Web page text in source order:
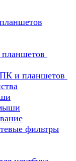
и планшетов
фильтры